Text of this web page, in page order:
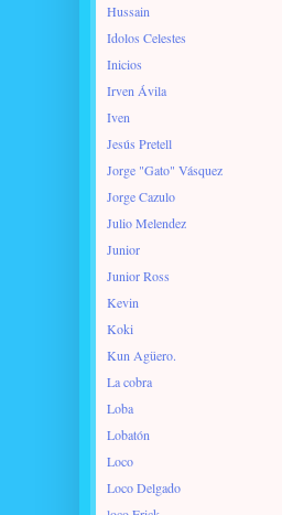
Hussain
Idolos Celestes
Inicios
Irven Ávila
Iven
Jesús Pretell
Jorge "Gato" Vásquez
Jorge Cazulo
Julio Melendez
Junior
Junior Ross
Kevin
Koki
Kun Agüero.
La cobra
Loba
Lobatón
Loco
Loco Delgado